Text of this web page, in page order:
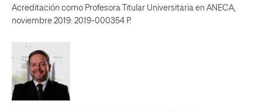
Acreditación como Profesora Titular Universitaria en ANECA,
noviembre 2019: 2019-000354 P.